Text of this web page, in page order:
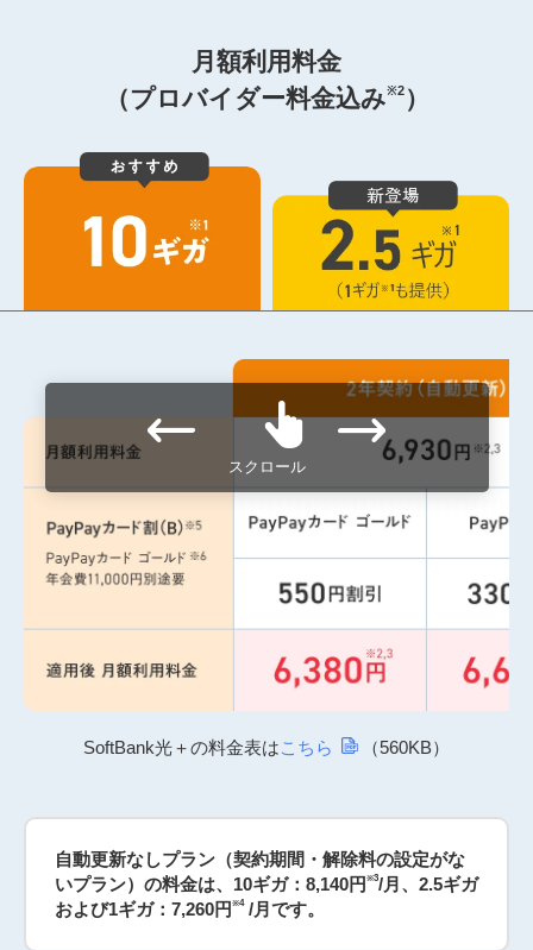
月額利用料金
（プロバイダー料金込み※2）
スクロール
SoftBank光＋の料金表はこちら （560KB）
スクロール
自動更新なしプラン（契約期間・解除料の設定がな
いプラン）の料金は、10ギガ：8,140円 ※3/月、2.5ギガ
および1ギガ：7,260円 ※4/月です。